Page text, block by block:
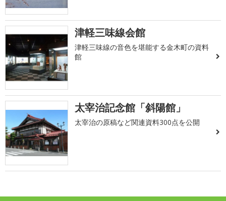
津軽三味線会館
津軽三味線の音色を堪能する金木町の資料
館
太宰治記念館「斜陽館」
太宰治の原稿など関連資料300点を公開